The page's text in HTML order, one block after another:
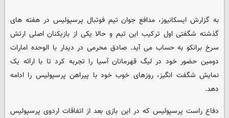
به گزارش ایسکانیوز، مدافع جوان تیم فوتبال پرسپولیس در هفته های
گذشته شگفتی اول ترکیب این تیم و حالا یکی از بازیکنان اصلی ارتش
سرخ برانکو به حساب می آید. صادق محرمی در دیدار با الوحده امارات
دومین حضور خود در لیگ قهرمانان آسیا را تجربه کرد تا با ارائه یک
نمایش شگفت انگیز، روزهای خوب خود با پیراهن پرسپولیس را ادامه
دهد.
دفاع راست پرسپولیس که در این بازی بعد از اتفاقات اردوی پرسپولیس